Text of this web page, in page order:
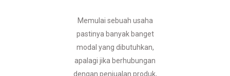
Memulai sebuah usaha
pastinya banyak banget
modal yang dibutuhkan,
apalagi jika berhubungan
dengan penjualan produk,